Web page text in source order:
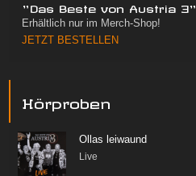
"Das Beste von Austria 3"
Erhältlich nur im Merch-Shop!
JETZT BESTELLEN
Hörproben
Ollas leiwaund
Live